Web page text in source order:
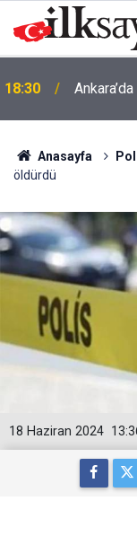
18:30
Anasayfa
öldürdü
18 Haziran 2024